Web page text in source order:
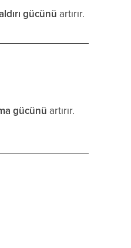
gücünü artırır.
gücünü artırır.